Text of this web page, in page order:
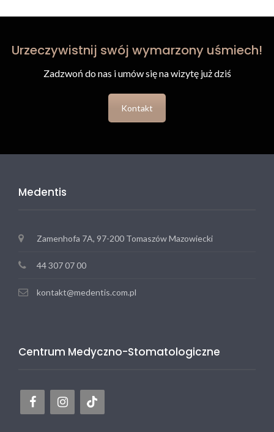
Urzeczywistnij swój wymarzony uśmiech!
Zadzwoń do nas i umów się na wizytę już dziś
Kontakt
Medentis
Zamenhofa 7A, 97-200 Tomaszów Mazowiecki
44 307 07 00
kontakt@medentis.com.pl
Centrum Medyczno-Stomatologiczne